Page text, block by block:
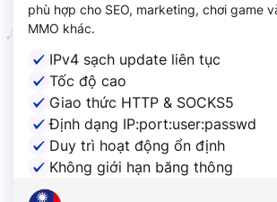
phù hợp cho SEO, marketing, chơi game
MMO khác.
IPv4 sạch update liên tục
Tốc độ cao
Giao thức HTTP & SOCKS5
Định dạng IP:port:user:passwd
Duy trì hoạt động ổn định
Không giới hạn băng thông